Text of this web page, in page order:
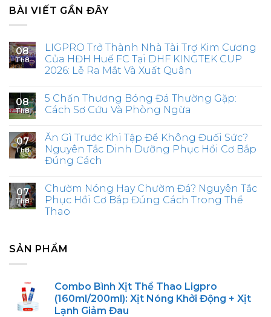
BÀI VIẾT GẦN ĐÂY
08
Th8
LIGPRO Trở Thành Nhà Tài Trợ Kim Cương
Của HĐH Huế FC Tại DHF KINGTEK CUP
2026: Lễ Ra Mắt Và Xuất Quân
08
Th8
5 Chấn Thương Bóng Đá Thường Gặp:
Cách Sơ Cứu Và Phòng Ngừa
07
Th8
Ăn Gì Trước Khi Tập Để Không Đuối Sức?
Nguyên Tắc Dinh Dưỡng Phục Hồi Cơ Bắp
Đúng Cách
07
Th8
Chườm Nóng Hay Chườm Đá? Nguyên Tắc
Phục Hồi Cơ Bắp Đúng Cách Trong Thể
Thao
SẢN PHẨM
Combo Bình Xịt Thể Thao Ligpro
(160ml/200ml): Xịt Nóng Khởi Động + Xịt
Lạnh Giảm Đau